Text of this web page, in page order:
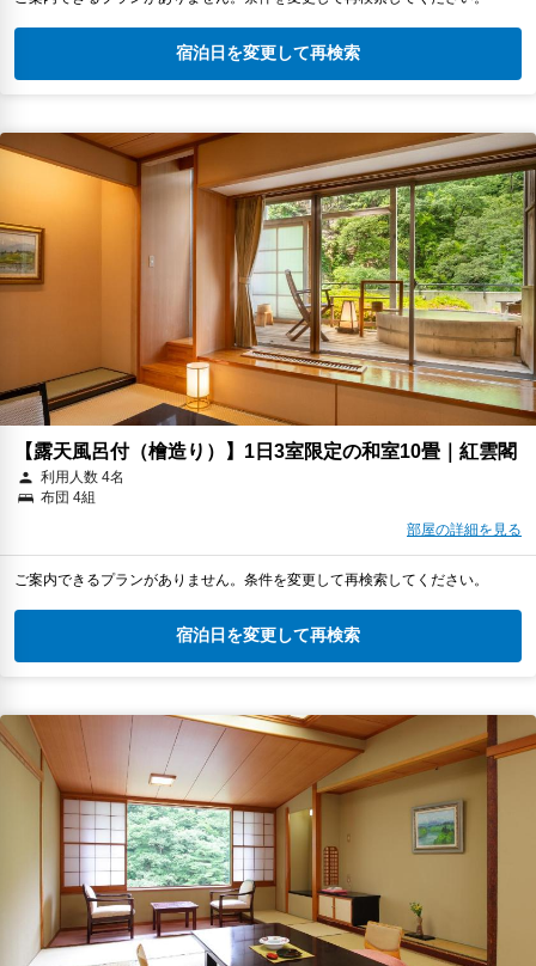
宿泊日を変更して再検索
【露天風呂付（檜造り）】1日3室限定の和室10畳｜紅雲閣
利用人数 4名
布団 4組
部屋の詳細を見る
ご案内できるプランがありません。条件を変更して再検索してください。
宿泊日を変更して再検索